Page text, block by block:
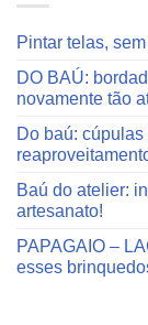
Pintar telas,
DO BAÚ:
novamente tão
Do baú:
Baú do atelier:
artesanato!
PAPAGAIO –
esses